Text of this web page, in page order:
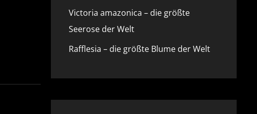
Victoria amazonica – die größte
Seerose der Welt
Rafflesia – die größte Blume der Welt